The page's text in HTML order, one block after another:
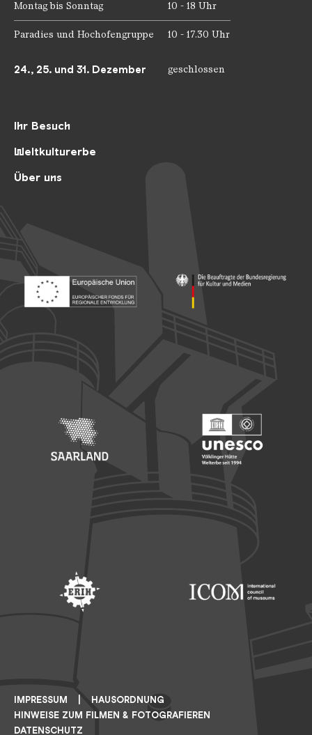
Ihr Besuch
Weltkulturerbe
Über uns
Montag bis Sonntag 10 - 18 Uhr
Paradies und Hochofengruppe 10 - 17.30 Uhr
24., 25. und 31. Dezember geschlossen
IMPRESSUM
HAUSORDNUNG
HINWEISE ZUM FILMEN & FOTOGRAFIEREN
DATENSCHUTZ